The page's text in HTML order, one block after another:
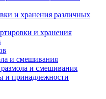
и хранения различных
и хранения
и смешивания
и смешивания
и принадлежности